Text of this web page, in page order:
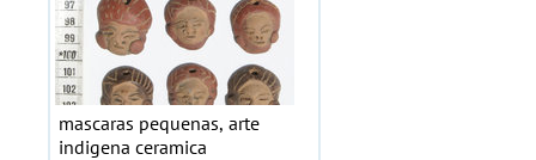
mascaras pequenas, arte
indigena ceramica